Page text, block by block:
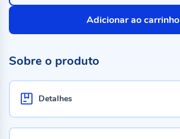
Adicionar ao carrinho
Sobre o produto
Detalhes